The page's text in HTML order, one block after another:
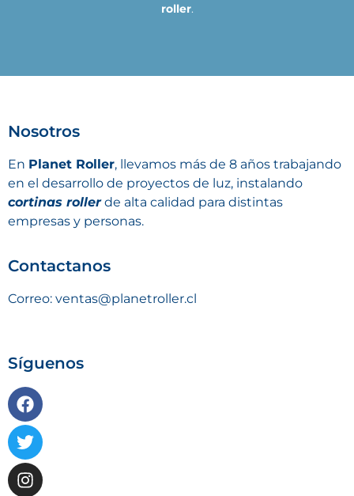
roller.
Nosotros
En Planet Roller, llevamos más de 8 años trabajando
en el desarrollo de proyectos de luz, instalando
cortinas rollerde alta calidad para distintas
empresas y personas.
Contactanos
Correo: ventas@planetroller.cl
Síguenos